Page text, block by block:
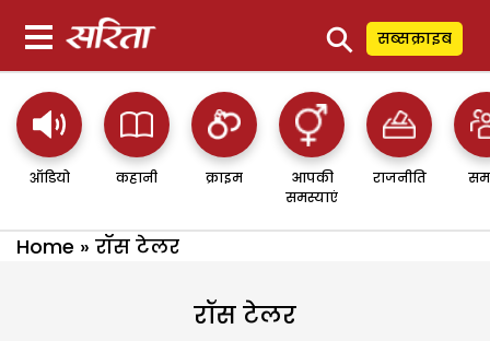
⚲ सब्सक्राइब
ऑडियो कहानी क्राइम
आपकी
समस्याएं
राजनीति
Home » रॉस टेलर
रॉस टेलर